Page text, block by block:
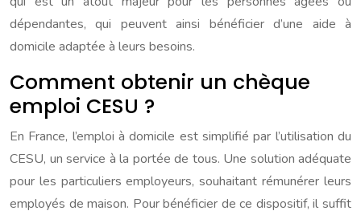
dépendantes, qui peuvent ainsi bénéficier d’une aide à
domicile adaptée à leurs besoins.
Comment obtenir un chèque
emploi CESU ?
En France, l’emploi à domicile est simplifié par l’utilisation du
CESU, un service à la portée de tous. Une solution adéquate
pour les particuliers employeurs, souhaitant rémunérer leurs
employés de maison. Pour bénéficier de ce dispositif, il suffit